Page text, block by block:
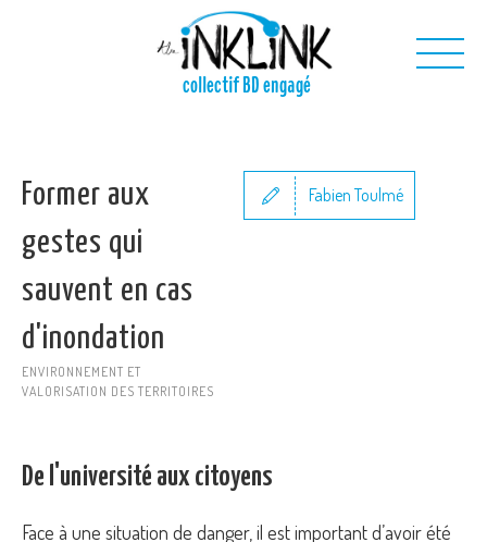
collectif BD engagé
Nos projets
Former aux
gestes qui
sauvent en cas
d'inondation
ENVIRONNEMENT ET
VALORISATION DES TERRITOIRES
Fabien Toulmé
De l'université aux citoyens
Face à une situation de danger, il est important d’avoir été